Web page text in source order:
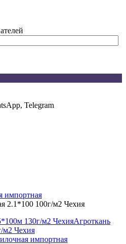
Telegram
импортная
2.1*100 100г/м2 Чехия
130г/м2 ЧехияАгроткань
м2 Чехия
импортная